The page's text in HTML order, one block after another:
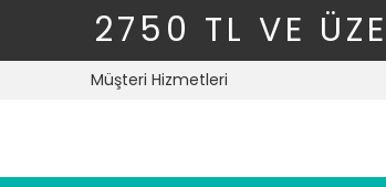
2750 TL VE
Müşteri Hizmetleri